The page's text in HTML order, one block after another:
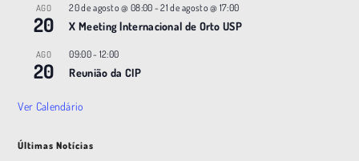
AGO
20
20 de agosto @ 08:00 -21 de agosto @ 17:00
X Meeting |nternacional de Orto USP
AGO
20
09:00- 12:00
Reunião da CIP
Ver Calendário
Últimas Notícias